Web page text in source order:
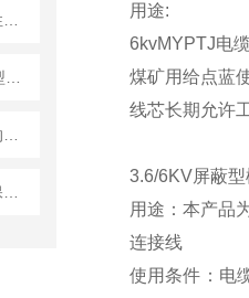
用途:
6kvMYPTJ电
煤矿用给点蓝
线芯长期允许
3.6/6KV屏蔽型
用途：本产品
连接线
使用条件：电